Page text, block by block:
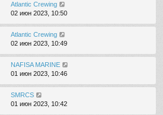
Atlantic Crewing
02 июн 2023, 10:50
Atlantic Crewing
02 июн 2023, 10:49
NAFISA MARINE
01 июн 2023, 10:46
SMRCS
01 июн 2023, 10:42